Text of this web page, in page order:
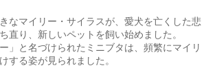
なマイリー・サイラスが、愛犬を亡くした悲
直り、新しいペットを飼い始めました。
ー」と名づけられたミニブタは、頻繁にマイリ
する姿が見られました。